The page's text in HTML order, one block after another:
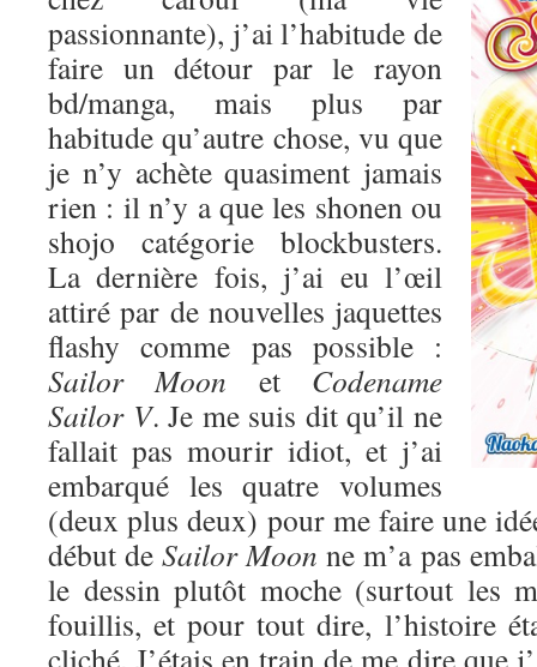
passionnante), j’ai l’habitude de
faire un détour par le rayon
bd/manga, mais plus par
habitude qu’autre chose, vu que
je n’y achète quasiment jamais
rien : il n’y a que les shonen ou
shojo catégorie blockbusters.
La dernière fois, j’ai eu l’œil
attiré par de nouvelles jaquettes
flashy comme pas possible :
Sailor Moon et Codename
Sailor V. Je me suis dit qu’il ne
fallait pas mourir idiot, et j’ai
embarqué les quatre volumes
(deux plus deux) pour me faire une
début deSailor Moon ne m’a pas
le dessin plutôt moche (surtout les
fouillis, et pour tout dire, l’histoire
cliché. J’étais en train de me dire que